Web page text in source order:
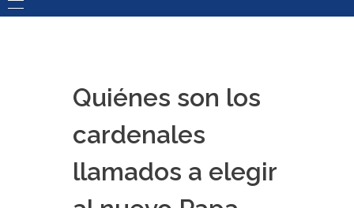
Quiénes son los
cardenales
llamados a elegir